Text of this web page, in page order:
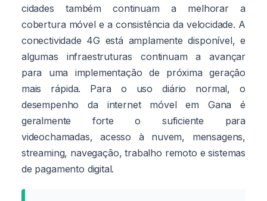
cidades também continuam a melhorar a
cobertura móvel e a consistência da velocidade. A
conectividade 4G está amplamente disponível, e
algumas infraestruturas continuam a avançar
para uma implementação de próxima geração
mais rápida. Para o uso diário normal, o
desempenho da internet móvel em Gana é
geralmente forte o suficiente para
videochamadas, acesso à nuvem, mensagens,
streaming, navegação, trabalho remoto e sistemas
de pagamento digital.